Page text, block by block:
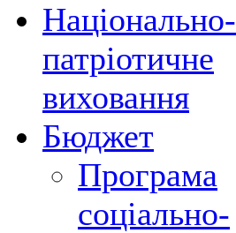
Національно-
патріотичне
виховання
Бюджет
Програма
соціально-